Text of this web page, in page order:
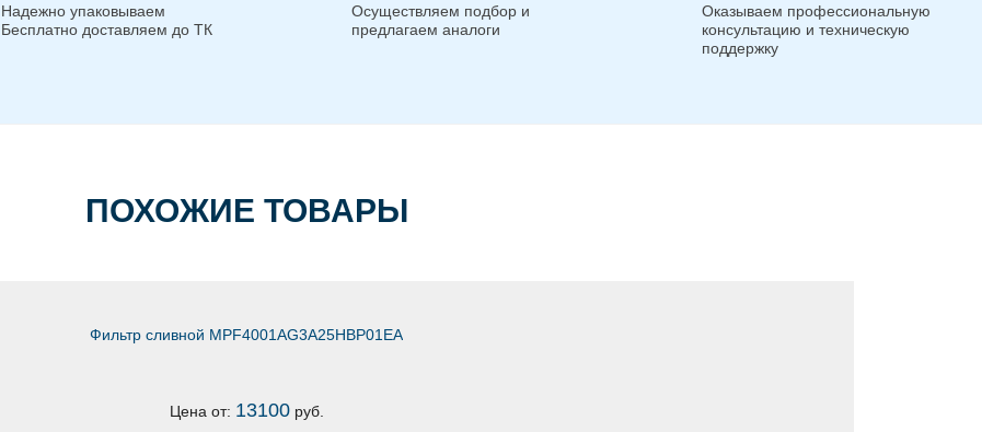
Надежно упаковываем
Бесплатно доставляем до ТК
Осуществляем подбор и
предлагаем аналоги
Оказываем профессиональную
консультацию и техническую
поддержку
ПОХОЖИЕ ТОВАРЫ
Фильтр сливной MPF4001AG3A25HBP01EA
Цена от: 13100руб.